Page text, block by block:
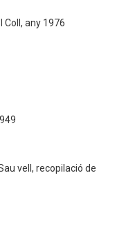
Coll, any 1976
vell, recopilació de